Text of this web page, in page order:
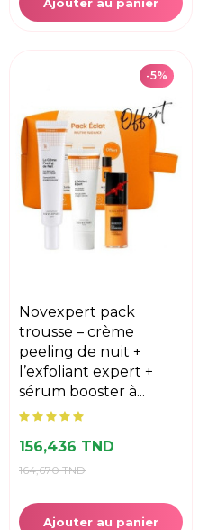
-5%
novexpert pack
trousse – crème
peeling de nuit +
l’exfoliant expert +
sérum booster à...
156,436 TND
164,670 TND
Ajouter au panier